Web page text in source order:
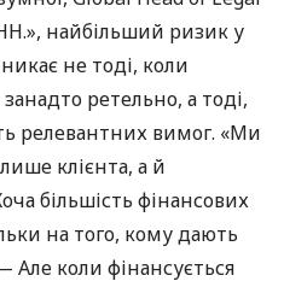
найбільший ризик у
не тоді, коли
ретельно, а тоді,
релевантних вимог. «Ми
клієнта, а й
більшість фінансових
на того, кому дають
Але коли фінансується